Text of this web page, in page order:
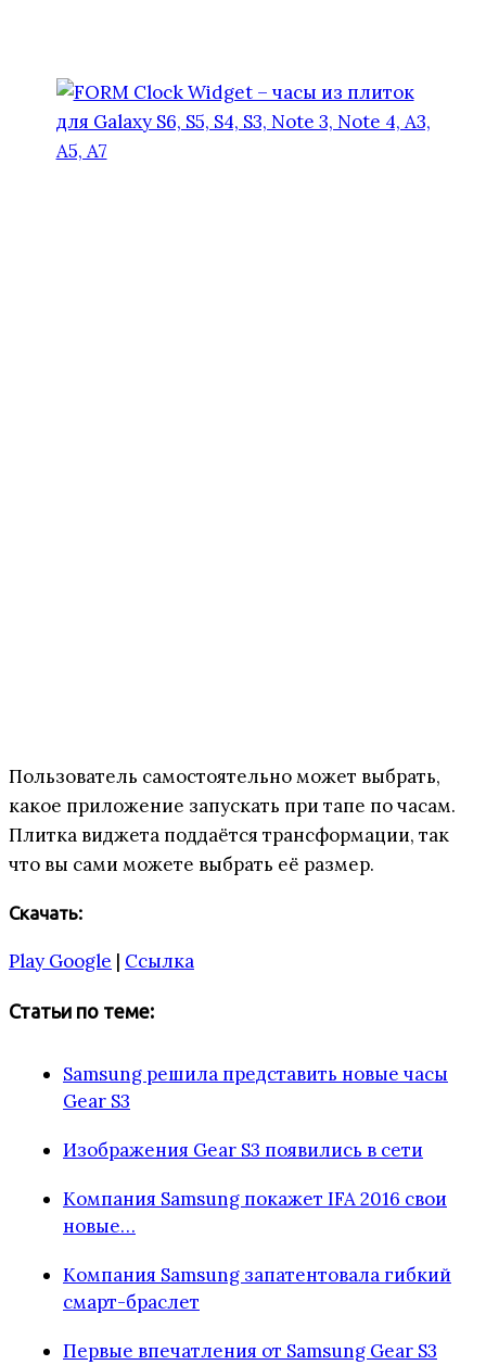
Пользователь самостоятельно может выбрать,
какое приложение запускать при тапе по часам.
Плитка виджета поддаётся трансформации, так
что вы сами можете выбрать её размер.
Скачать:
Play Google | Ссылка
Статьи по теме:
Samsung решила представить новые часы
Gear S3
Изображения Gear S3 появились в сети
Компания Samsung покажет IFA 2016 свои
новые…
Компания Samsung запатентовала гибкий
смарт-браслет
Первые впечатления от Samsung Gear S3